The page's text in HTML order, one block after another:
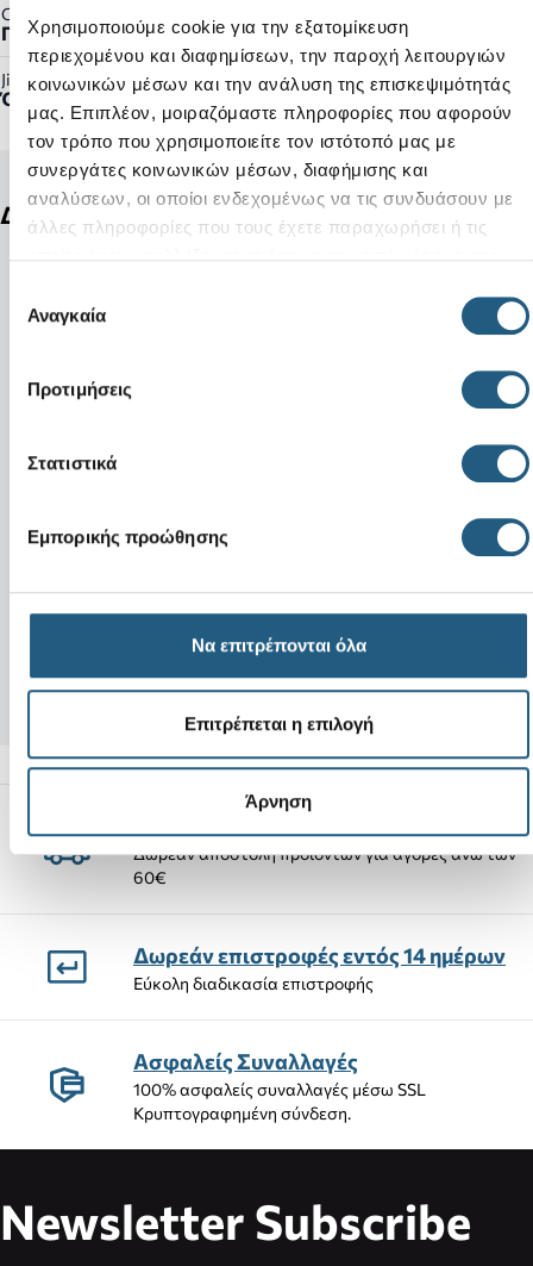
Χρησιμοποιούμε cookie για την εξατομίκευση
περιεχομένου και διαφημίσεων, την παροχή λειτουργιών
κοινωνικών μέσων και την ανάλυση της επισκεψιμότητάς
μας. Επιπλέον, μοιραζόμαστε πληροφορίες που αφορούν
τον τρόπο που χρησιμοποιείτε τον ιστότοπό μας με
συνεργάτες κοινωνικών μέσων, διαφήμισης και
αναλύσεων, οι οποίοι ενδεχομένως να τις συνδυάσουν με
άλλες πληροφορίες που τους έχετε παραχωρήσει ή τις
συγκατάθεσης
Αναγκαία
Προτιμήσεις
Στατιστικά
Εμπορικής προώθησης
Να επιτρέπονται όλα
Επιτρέπεται η επιλογή
Άρνηση
Gender:
Γυναικείο, Ανδρικό
Jibbitz™ Ready:
Όχι
Δείτε ακόμη
Barbie
Δωρεάν αποστολή προϊόντων για αγορές άνω των
60€
Δωρεάν επιστροφές εντός 14 ημέρων
Εύκολη διαδικασία επιστροφής
Ασφαλείς Συναλλαγές
100% ασφαλείς συναλλαγές μέσω SSL
Κρυπτογραφημένη σύνδεση.
Newsletter Subscribe